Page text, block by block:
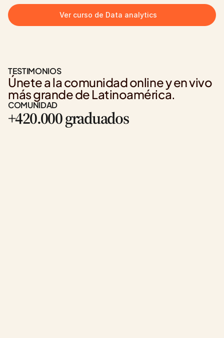
Ver curso de Data analytics
TESTIMONIOS
Únete a la comunidad online y en vivo
más grande de Latinoamérica.
COMUNIDAD
+420.000 graduados